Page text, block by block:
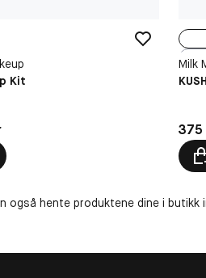
Kit
kr
Milk
Pris:
375
også hente produktene dine i butikk